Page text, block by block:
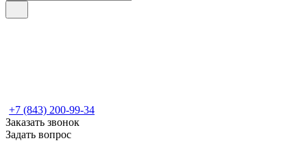
+7 (843) 200-99-34
Заказать звонок
Задать вопрос